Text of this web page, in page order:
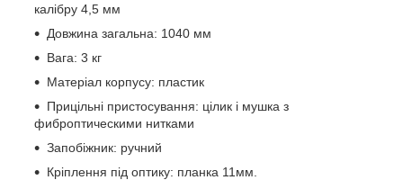
калібру 4,5 мм
Довжина загальна: 1040 мм
Вага: 3 кг
Матеріал корпусу: пластик
Прицільні пристосування: цілик і мушка з
фиброптическими нитками
Запобіжник: ручний
Кріплення під оптику: планка 11мм.